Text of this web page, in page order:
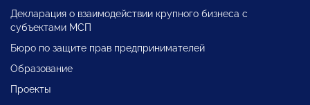
Декларация о взаимодействии крупного бизнеса с
субъектами МСП
Бюро по защите прав предпринимателей
Образование
Проекты